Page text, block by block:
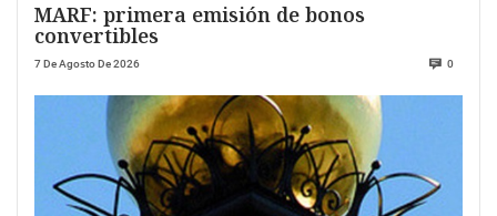
MARF: primera emisión de bonos
convertibles
7 De Agosto De 2026 0